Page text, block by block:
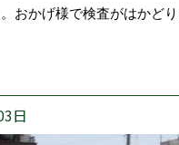
おかげ様で検査がはかど
日